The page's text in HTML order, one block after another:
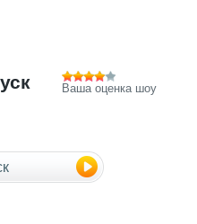
Ваша оценка шоу